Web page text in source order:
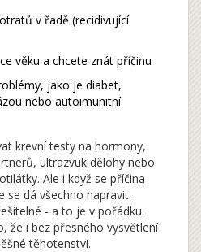
v řadě (recidivující
věku a chcete znát příčinu
jako je diabet,
nebo autoimunitní
krevní testy na hormony,
ultrazvuk dělohy nebo
Ale i když se příčina
se dá všechno napravit.
- a to je v pořádku.
že i bez přesného vysvětlení
těhotenství.